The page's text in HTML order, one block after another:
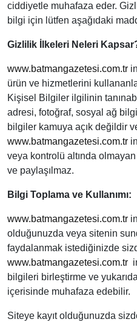
ciddiyetle muhafaza eder.
bilgi için lütfen aşağıdaki
Gizlilik İlkeleri Neleri
www.batmangazetesi.com.tr
ürün ve hizmetlerini
Kişisel Bilgiler ilgilinin
adresi, fotoğraf, sosyal ağ
bilgiler kamuya açık değildir
www.batmangazetesi.com.tr
veya kontrolü altında
ve paylaşılmaz.
Bilgi Toplama ve Kullanımı:
www.batmangazetesi.com.tr
olduğunuzda veya sitenin
faydalanmak istediğinizde
www.batmangazetesi.com.tr
bilgileri birleştirme ve
içerisinde muhafaza edebilir.
Siteye kayıt olduğunuzda